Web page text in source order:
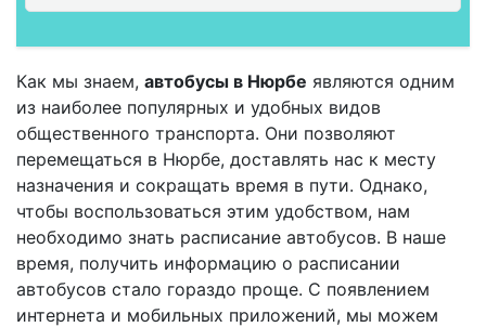
Как мы знаем, автобусы в Нюрбе являются одним
из наиболее популярных и удобных видов
общественного транспорта. Они позволяют
перемещаться в Нюрбе, доставлять нас к месту
назначения и сокращать время в пути. Однако,
чтобы воспользоваться этим удобством, нам
необходимо знать расписание автобусов. В наше
время, получить информацию о расписании
автобусов стало гораздо проще. С появлением
интернета и мобильных приложений, мы можем